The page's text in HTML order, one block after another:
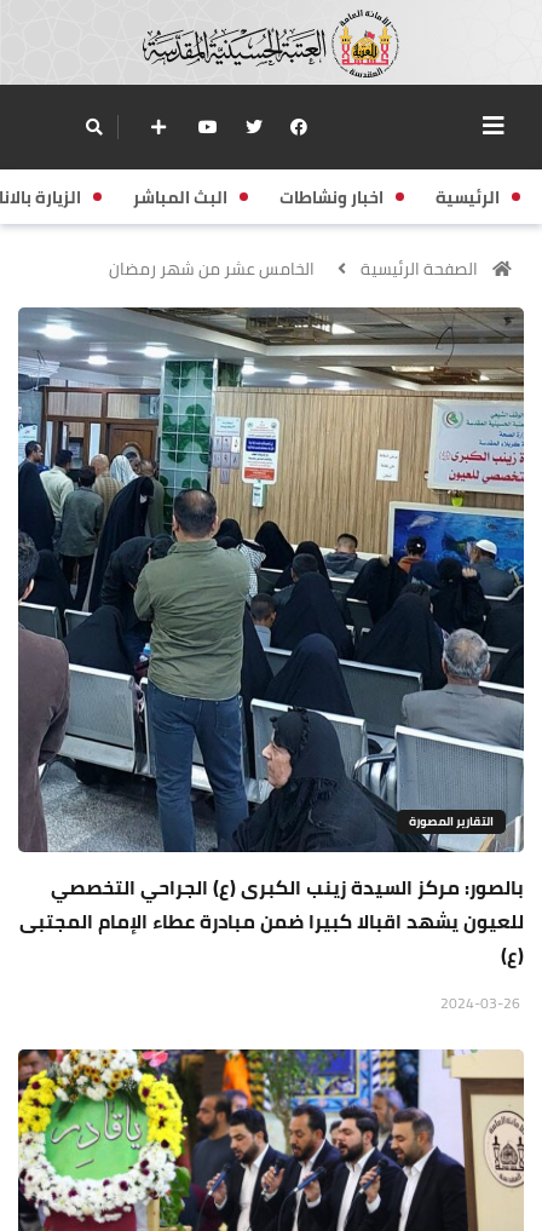
الرئيسية اخبار ونشاطات البث المباشر الزيارة
الصفحة الرئيسية الخامس عشر من شهر رمضان
التقارير المصورة
بالصور: مركز السيدة زينب الكبرى (ع) الجراحي التخصصي
للعيون يشهد اقبالا كبيرا ضمن مبادرة عطاء الإمام المجتبى
(ع)